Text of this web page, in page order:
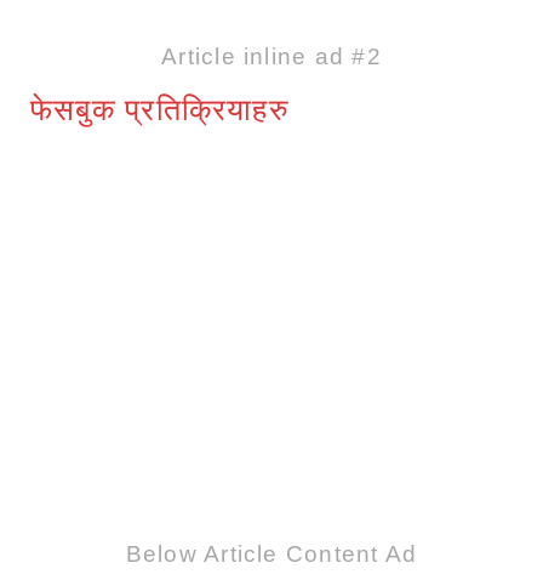
Article inline ad #2
फेसबुक प्रतिक्रियाहरु
Below Article Content Ad